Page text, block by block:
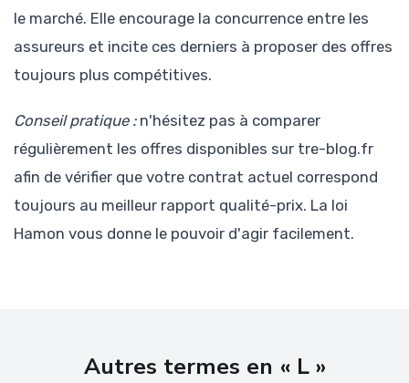
le marché. Elle encourage la concurrence entre les
assureurs et incite ces derniers à proposer des offres
toujours plus compétitives.
Conseil pratique :n'hésitez pas à comparer
régulièrement les offres disponibles sur tre-blog.fr
afin de vérifier que votre contrat actuel correspond
toujours au meilleur rapport qualité-prix. La loi
Hamon vous donne le pouvoir d'agir facilement.
Autres termes en « L »